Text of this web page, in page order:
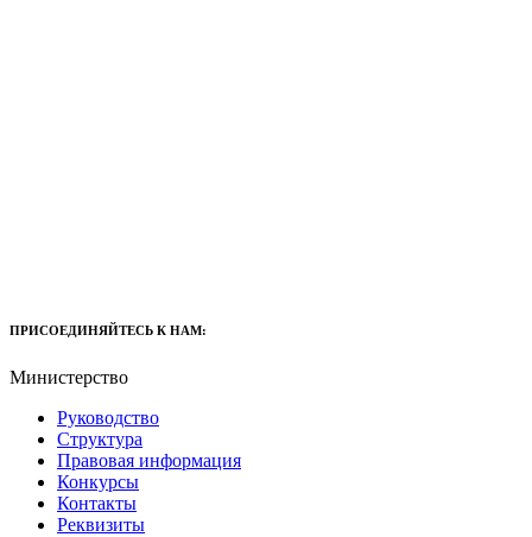
ПРИСОЕДИНЯЙТЕСЬ К НАМ:
Министерство
Руководство
Структура
Правовая информация
Конкурсы
Контакты
Реквизиты